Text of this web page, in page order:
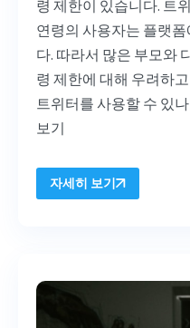
령 제한이 있습니다. 트
연령의 사용자는 플랫
다. 따라서 많은 부모와
령 제한에 대해 우려하
트위터를 사용할 수 있
보기
자세히 보기